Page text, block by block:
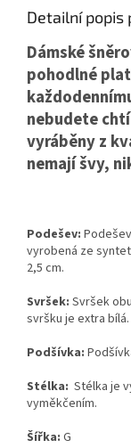
Detailní popis
Dámské
pohodlné
nebudete
vyráběny z
nemají švy,
Podešev:
vyrobená ze
2,5 cm.
Svršek: Svršek
svršku je extra bílá.
Podšívka:
Stélka: Stélka je
vyměkčením.
Šířka: G